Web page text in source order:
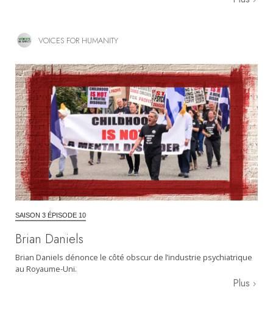
VOICES FOR HUMANITY
SAISON 3 ÉPISODE 10
Brian Daniels
Brian Daniels dénonce le côté obscur de l’industrie psychiatrique
au Royaume-Uni.
Plus